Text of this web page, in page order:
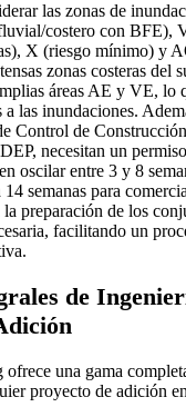
las zonas de
costero con BFE),
X (riesgo mínimo) y
zonas costeras del
áreas AE y VE, lo
a las inundaciones.
Control de
necesitan un
oscilar entre 3 y 8
semanas para
preparación de los
facilitando un
de
una gama
proyecto de adición